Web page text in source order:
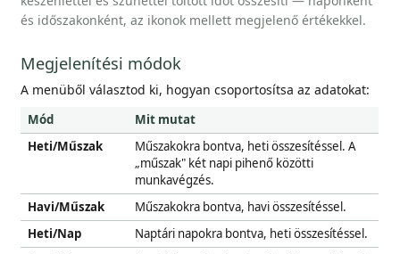
és időszakonként, az ikonok mellett megjelenő értékekkel.
Megjelenítési módok
A menüből választod ki, hogyan csoportosítsa az adatokat:
Mód
Mit mutat
Heti/Műszak
Műszakokra bontva, heti összesítéssel. A
„műszak" két napi pihenő közötti
munkavégzés.
Havi/Műszak
Műszakokra bontva, havi összesítéssel.
Heti/Nap
Naptári napokra bontva, heti összesítéssel.